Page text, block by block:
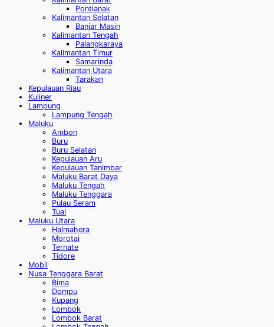
Pontianak
Kalimantan Selatan
Banjar Masin
Kalimantan Tengah
Palangkaraya
Kalimantan Timur
Samarinda
Kalimantan Utara
Tarakan
Kepulauan Riau
Kuliner
Lampung
Lampung Tengah
Maluku
Ambon
Buru
Buru Selatan
Kepulauan Aru
Kepulauan Tanimbar
Maluku Barat Daya
Maluku Tengah
Maluku Tenggara
Pulau Seram
Tual
Maluku Utara
Halmahera
Morotai
Ternate
Tidore
Mobil
Nusa Tenggara Barat
Bima
Dompu
Kupang
Lombok
Lombok Barat